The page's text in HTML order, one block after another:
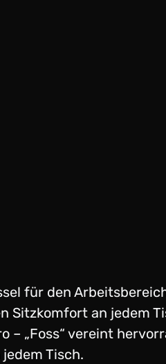
für den
an jedem
„Foss“ vereint
Tisch.